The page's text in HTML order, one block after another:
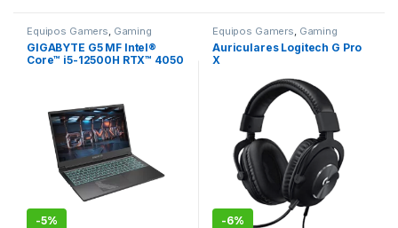
Equipos Gamers, Gaming
GIGABYTE G5 MF Intel®
Core™ i5-12500H RTX™ 4050
-5%
Equipos Gamers, Gaming
Auriculares Logitech G Pro
X
-6%